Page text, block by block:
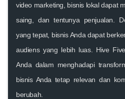
video marketing, bisnis lokal dapat
saing, dan tentunya penjualan.
yang tepat, bisnis Anda dapat
audiens yang lebih luas. Hive Five
Anda dalam menghadapi
bisnis Anda tetap relevan dan
berubah.